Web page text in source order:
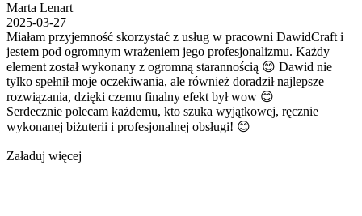
Marta Lenart
2025-03-27
Miałam przyjemność skorzystać z usług w pracowni DawidCraft i
jestem pod ogromnym wrażeniem jego profesjonalizmu. Każdy
element został wykonany z ogromną starannością 😊 Dawid nie
tylko spełnił moje oczekiwania, ale również doradził najlepsze
rozwiązania, dzięki czemu finalny efekt był wow 😊
Serdecznie polecam każdemu, kto szuka wyjątkowej, ręcznie
wykonanej biżuterii i profesjonalnej obsługi! 😊
Załaduj więcej